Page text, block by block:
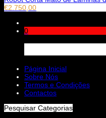
€2.750,00
0
Página Inicial
Sobre Nós
Termos e Condições
Contactos
Pesquisar Categorias